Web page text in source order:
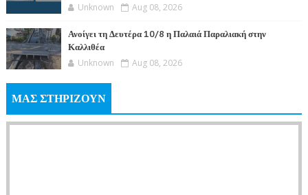
Unknown Aug 08, 2026
Ανοίγει τη Δευτέρα 10/8 η Παλαιά Παραλιακή στην
Καλλιθέα
Unknown Aug 08, 2026
ΜΑΣ ΣΤΗΡΙΖΟΥΝ